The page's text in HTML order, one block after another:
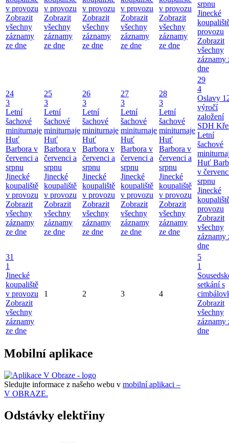
v provozu
Zobrazit
všechny
záznamy
ze dne
v provozu
Zobrazit
všechny
záznamy
ze dne
v provozu
Zobrazit
všechny
záznamy
ze dne
v provozu
Zobrazit
všechny
záznamy
ze dne
v provozu
Zobrazit
všechny
záznamy
ze dne
srpnu
Jinecké
provozu
Zobrazit
všechny
záznamy
dne
24
3
Letní
šachové
miniturnaje
Huť
Barbora v
červenci a
srpnu
Jinecké
koupaliště
v provozu
Zobrazit
všechny
záznamy
ze dne
25
3
Letní
šachové
miniturnaje
Huť
Barbora v
červenci a
srpnu
Jinecké
koupaliště
v provozu
Zobrazit
všechny
záznamy
ze dne
26
3
Letní
šachové
miniturnaje
Huť
Barbora v
červenci a
srpnu
Jinecké
koupaliště
v provozu
Zobrazit
všechny
záznamy
ze dne
27
3
Letní
šachové
miniturnaje
Huť
Barbora v
červenci a
srpnu
Jinecké
koupaliště
v provozu
Zobrazit
všechny
záznamy
ze dne
28
3
Letní
šachové
miniturnaje
Huť
Barbora v
červenci a
srpnu
Jinecké
koupaliště
v provozu
Zobrazit
všechny
záznamy
ze dne
29
4
Oslavy
výročí
založení
SDH
Letní
šachové
Huť
v
srpnu
Jinecké
provozu
Zobrazit
všechny
záznamy
dne
31
1
Jinecké
koupaliště
v provozu
Zobrazit
všechny
záznamy
ze dne
1 2 3 4
5
1
setkání s
Zobrazit
všechny
záznamy
dne
Mobilní aplikace
Sledujte informace z našeho webu v mobilní aplikaci –
V OBRAZE.
Odstávky elektřiny